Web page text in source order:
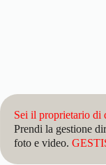
Sei il proprietario di
Prendi la gestione
foto e video.